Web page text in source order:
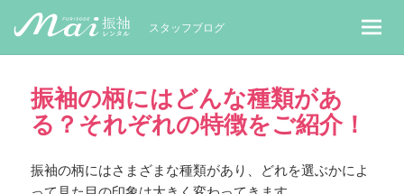
MaiレンタルBLOG｜Maiで成人式振袖
スタッフブログ
振袖の柄にはどんな種類があ
る？それぞれの特徴をご紹介！
振袖の柄にはさまざまな種類があり、どれを選ぶかによ